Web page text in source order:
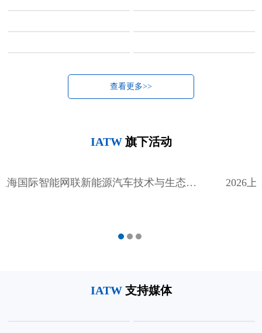
查看更多>>
IATW旗下活动
2026上海国际智能网联新能源汽车技术与生态链博览会
IATW支持媒体